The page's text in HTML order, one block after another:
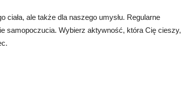
ale także dla naszego umysłu. Regularne
samopoczucia. Wybierz aktywność, która Cię cieszy,